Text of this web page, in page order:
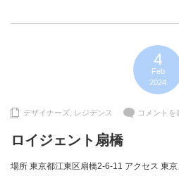
4
Feb
2024
デザイナーズ レジデンス コメントを
ロイジェント扇橋
場所 東京都江東区扇橋2-6-11 アクセス 東